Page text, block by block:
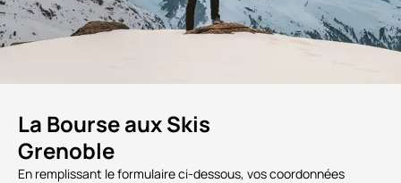
La Bourse aux Skis
Grenoble
En remplissant le formulaire ci-dessous, vos coordonnées